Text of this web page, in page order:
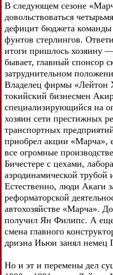
В следующем сезоне
довольствоваться
дефицит бюджета
фунтов стерлингов.
итоги пришлось хозяину
бывает, главный спонсор
затруднительном
Владелец фирмы «Лейтон
токийский бизнесмен
специализирующийся на
хозяин сети престижных
транспортных
приобрел акции
все огромные
Бичестере с цехами,
аэродинамической
Естественно, люди Акаги
реформаторской
автохозяйстве «Марча».
получил Ян Филипс. А еще
смена главного
дриэна Иьюи занял немец
Но и эт и перемены дел